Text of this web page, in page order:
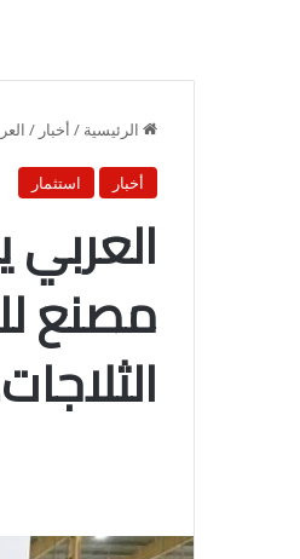
الرئيسية / أخبار /
أخبار استثمار
مصنع